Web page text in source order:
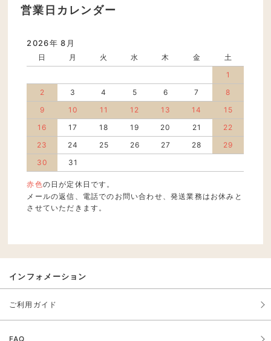
営業日カレンダー
2026年 8月
日 月 火 水 木 金
土
1
2
3 4 5 6 7
8
9
10 11 12 13 14
15
16
17 18 19 20 21
22
23
24 25 26 27 28
29
30
31
赤色の日が定休日です。
メールの返信、電話でのお問い合わせ、発送業務はお休みと
させていただきます。
インフォメーション
ご利用ガイド
FAQ